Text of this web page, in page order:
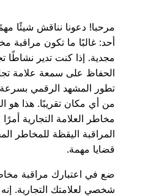
مرحبا! دعونا نناقش شيئًا
أحد: غالبًا ما تكون مراقبة
مجدية. إذا كنت تدير نشاطًا
الحفاظ على سمعة علامة
تطور المشهد الرقمي
من أي مكان تقريبًا. هذا هو
مخاطر العلامة التجارية
المراقبة اليقظة للمخاطر
قضايا مهمة.
ضع في اعتبارك مراقبة
شخصي لعلامتك